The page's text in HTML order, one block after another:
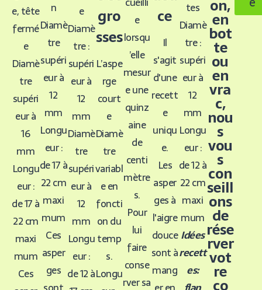
e, tête
fermé
e
Diamè
tre
supéri
eur à
16
mm
Longu
eur :
de 17 à
22 cm
maxi
mum
Ces
n
Diamè
tre
supéri
eur à
12
mm
Longu
eur :
de 17 à
22 cm
maxi
mum
Ces
asper
ges
e
Diamè
tre :
supéri
eur à
12
mm
Diamè
tre
supéri
eur à
12
mm
Longu
eur :
de 12 à
gro
sses
L’aspe
rge
court
e
Diamè
tre
variabl
e en
foncti
on du
temp
s.
Longu
e
lorsqu
’elle
mesur
e une
quinz
aine
de
centi
mètre
s.
Pour
lui
faire
conse
rver sa
ce
Il
s'agit
d'une
recett
e
uniqu
e.
Les
asper
ges à
l'aigre
douce
sont à
mang
tes
Diamè
tre :
supéri
eur à
12
mm
Longu
eur :
de 12 à
22 cm
maxi
mum
Idées
recett
es:
on,
en
bot
te
ou
en
vra
c,
nou
s
vou
s
con
seill
ons
de
rése
rver
vot
re